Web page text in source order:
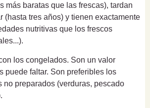
más baratas que las frescas), tardan
(hasta tres años) y tienen exactamente
nutritivas que los frescos
los congelados. Son un valor
puede faltar. Son preferibles los
no preparados (verduras, pescado